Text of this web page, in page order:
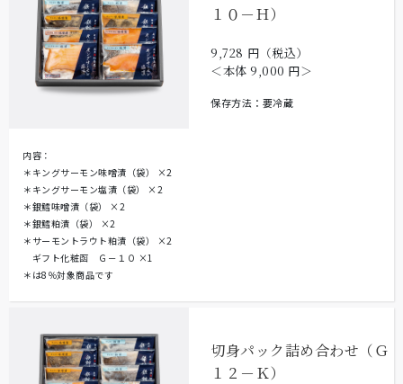
１０－Ｈ）
9,728 円（税込）
＜本体 9,000 円＞
保存方法：要冷蔵
内容：
＊キングサーモン味噌漬（袋）
×2
＊キングサーモン塩漬（袋）
×2
＊銀鱈味噌漬（袋）
×2
＊銀鱈粕漬（袋）
×2
＊サーモントラウト粕漬（袋）
×2
ギフト化粧函 Ｇ－１０ ×1
＊は8％対象商品です
切身パック詰め合わせ（Ｇ
１２－Ｋ）